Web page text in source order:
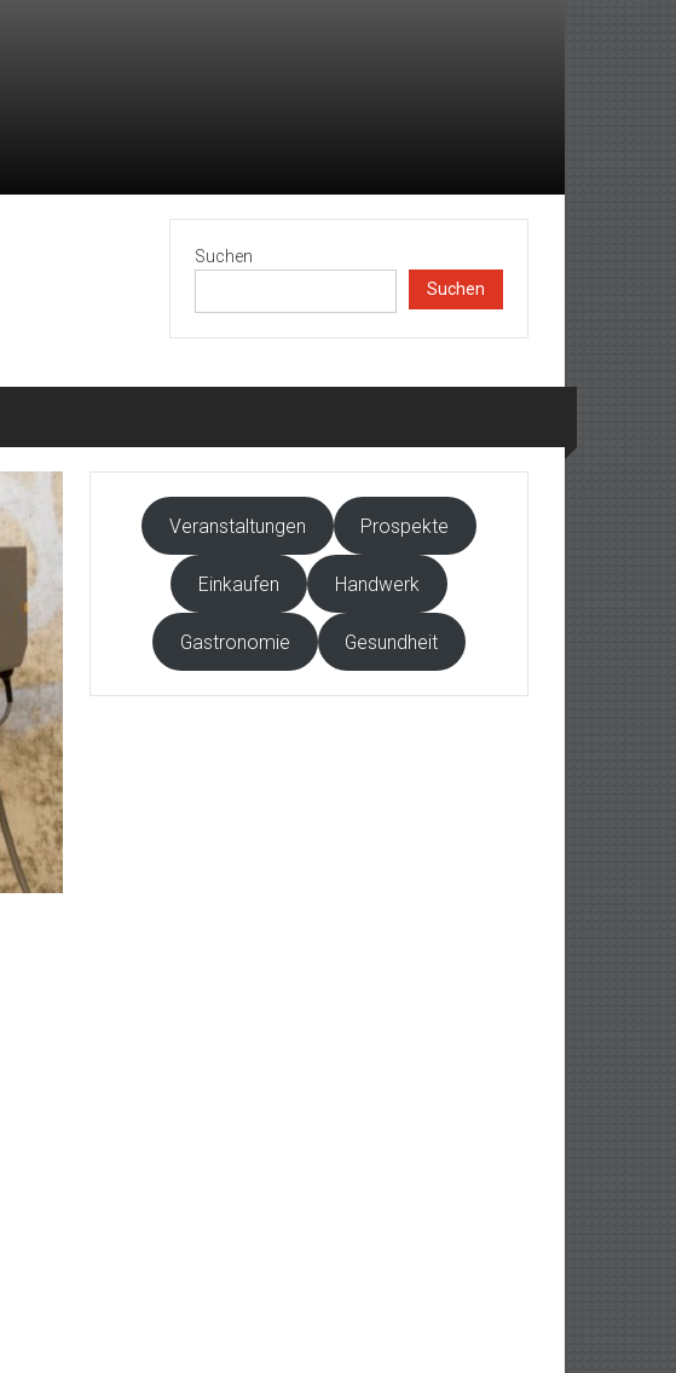
Suchen
Suchen
Veranstaltungen Prospekte
Einkaufen Handwerk
Gastronomie Gesundheit